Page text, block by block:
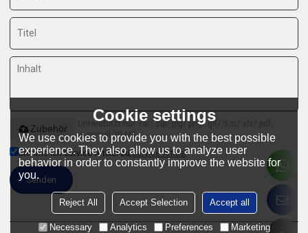
Unterstützt nur .rar/.zip/.jpg/.png/.gif/.doc/.xls/.pdf,
maximal 20 MB
Zubehör
Stimme ich Service-Artikel zu,Service-Artikel
Senden
Cookie settings
We use cookies to provide you with the best possible
experience. They also allow us to analyze user
behavior in order to constantly improve the website for
you.
Reject All Accept Selection Accept all
Necessary Analytics Preferences Marketing